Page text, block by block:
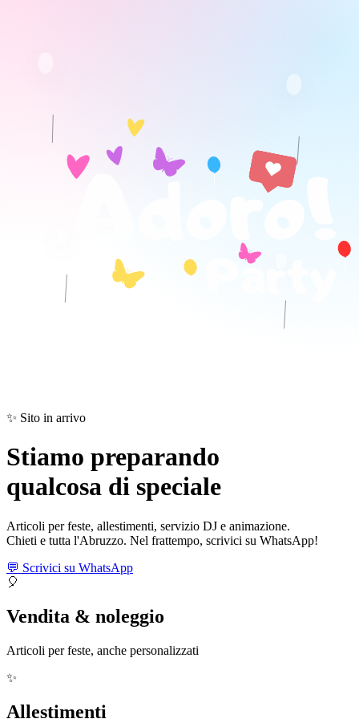
✨ Sito in arrivo
Stiamo preparando
qualcosa di speciale
Articoli per feste, allestimenti, servizio DJ e animazione.
Chieti e tutta l'Abruzzo. Nel frattempo, scrivici su WhatsApp!
💬 Scrivici su WhatsApp
🎈
Vendita & noleggio
Articoli per feste, anche personalizzati
✨
Allestimenti